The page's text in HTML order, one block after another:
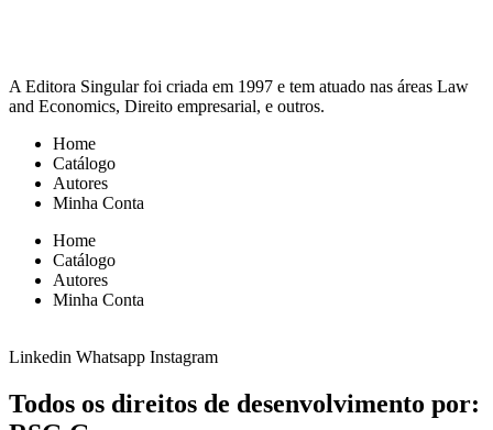
A Editora Singular foi criada em 1997 e tem atuado nas áreas Law
and Economics, Direito empresarial, e outros.
Home
Catálogo
Autores
Minha Conta
Home
Catálogo
Autores
Minha Conta
Linkedin Whatsapp Instagram
Todos os direitos de desenvolvimento por: